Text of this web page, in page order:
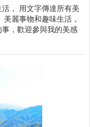
， 用文字傳達所有美
麗事物和趣味生活，
，歡迎參與我的美感